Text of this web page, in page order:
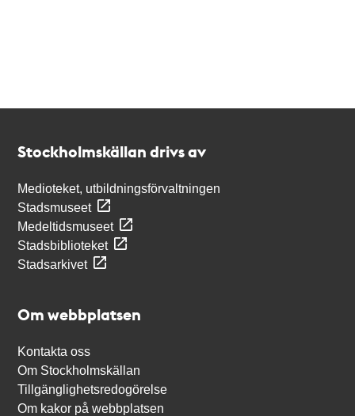
Stockholmskällan drivs av
Medioteket, utbildningsförvaltningen
Stadsmuseet
Medeltidsmuseet
Stadsbiblioteket
Stadsarkivet
Om webbplatsen
Kontakta oss
Om Stockholmskällan
Tillgänglighetsredogörelse
Om kakor på webbplatsen